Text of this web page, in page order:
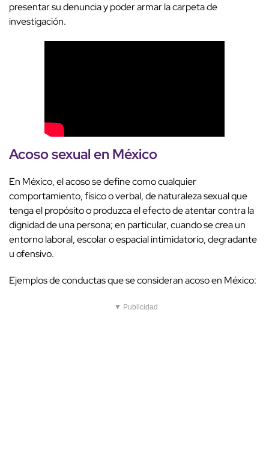
presentar su denuncia y poder armar la carpeta de
investigación.
Acoso sexual en México
En México, el acoso se define como cualquier
comportamiento, físico o verbal, de naturaleza sexual que
tenga el propósito o produzca el efecto de atentar contra la
dignidad de una persona; en particular, cuando se crea un
entorno laboral, escolar o espacial intimidatorio, degradante
u ofensivo.
Ejemplos de conductas que se consideran acoso en México:
▼ Publicidad